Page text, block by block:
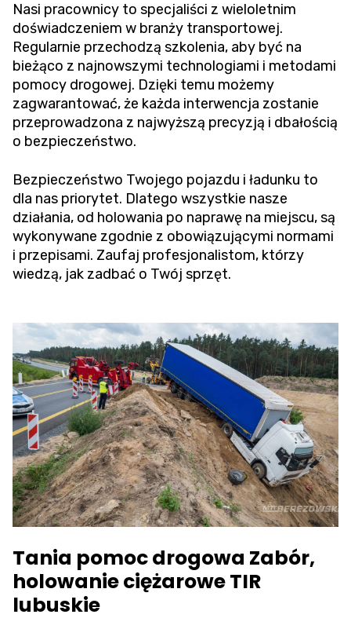
Nasi pracownicy to specjaliści z wieloletnim
doświadczeniem w branży transportowej.
Regularnie przechodzą szkolenia, aby być na
bieżąco z najnowszymi technologiami i metodami
pomocy drogowej. Dzięki temu możemy
zagwarantować, że każda interwencja zostanie
przeprowadzona z najwyższą precyzją i dbałością
o bezpieczeństwo.
Bezpieczeństwo Twojego pojazdu i ładunku to
dla nas priorytet. Dlatego wszystkie nasze
działania, od holowania po naprawę na miejscu, są
wykonywane zgodnie z obowiązującymi normami
i przepisami. Zaufaj profesjonalistom, którzy
wiedzą, jak zadbać o Twój sprzęt.
Tania pomoc drogowa Zabór,
holowanie ciężarowe TIR
lubuskie